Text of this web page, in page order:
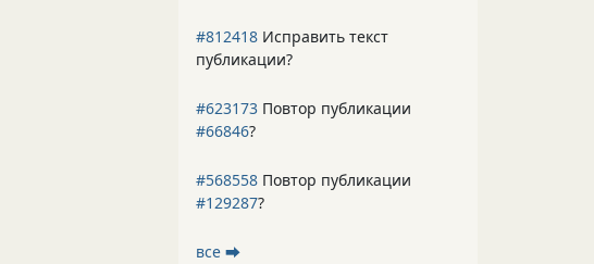
#812418 Исправить текст
публикации?
#623173 Повтор публикации
#66846?
#568558 Повтор публикации
#129287?
все ⮕